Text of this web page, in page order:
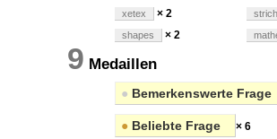
xetex × 2
shapes × 2
9 Medaillen
● Bemerkenswerte Frage
● Beliebte Frage × 6